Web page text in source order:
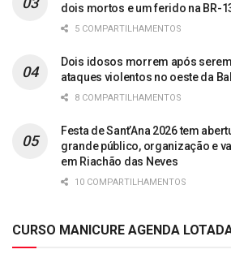
dois mortos e um ferido na BR-
5 COMPARTILHAMENTOS
Dois idosos morrem após
ataques violentos no oeste da
8 COMPARTILHAMENTOS
Festa de Sant’Ana 2026 tem
grande público, organização e
em Riachão das Neves
10 COMPARTILHAMENTOS
CURSO MANICURE AGENDA